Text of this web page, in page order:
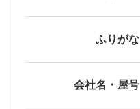
ふりがな
会社名・屋号